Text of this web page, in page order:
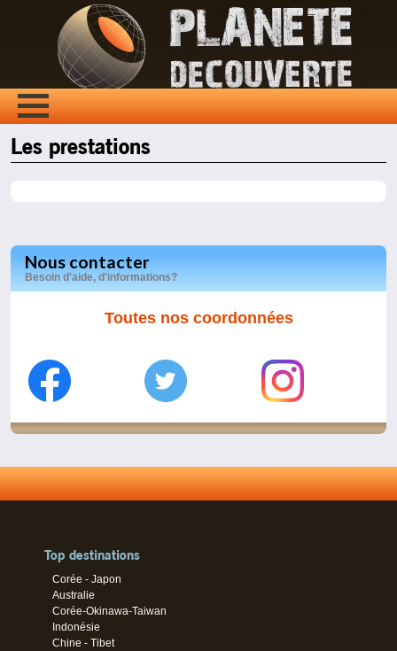
Les prestations
Nous contacter
Besoin d'aide, d'informations?
Toutes nos coordonnées
Top destinations
Corée - Japon
Australie
Corée-Okinawa-Taiwan
Indonésie
Chine - Tibet